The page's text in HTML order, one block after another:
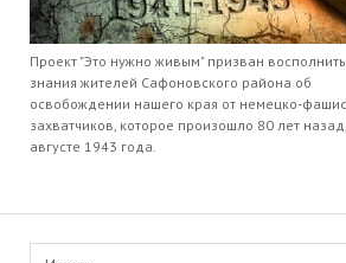
Проект "Это нужно живым" призван восполнить
знания жителей Сафоновского района об
освобождении нашего края от немецко-
захватчиков, которое произошло 80 лет
августе 1943 года.